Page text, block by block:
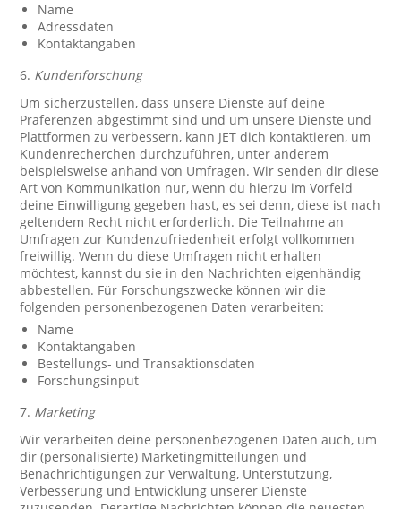
Name
Adressdaten
Kontaktangaben
6. Kundenforschung
Um sicherzustellen, dass unsere Dienste auf deine
Präferenzen abgestimmt sind und um unsere Dienste und
Plattformen zu verbessern, kann JET dich kontaktieren, um
Kundenrecherchen durchzuführen, unter anderem
beispielsweise anhand von Umfragen. Wir senden dir diese
Art von Kommunikation nur, wenn du hierzu im Vorfeld
deine Einwilligung gegeben hast, es sei denn, diese ist nach
geltendem Recht nicht erforderlich. Die Teilnahme an
Umfragen zur Kundenzufriedenheit erfolgt vollkommen
freiwillig. Wenn du diese Umfragen nicht erhalten
möchtest, kannst du sie in den Nachrichten eigenhändig
abbestellen. Für Forschungszwecke können wir die
folgenden personenbezogenen Daten verarbeiten:
Name
Kontaktangaben
Bestellungs- und Transaktionsdaten
Forschungsinput
7. Marketing
Wir verarbeiten deine personenbezogenen Daten auch, um
dir (personalisierte) Marketingmitteilungen und
Benachrichtigungen zur Verwaltung, Unterstützung,
Verbesserung und Entwicklung unserer Dienste